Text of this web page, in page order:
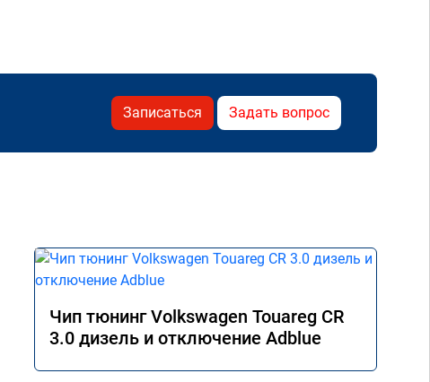
Записаться Задать вопрос
Чип тюнинг Volkswagen Touareg CR
3.0 дизель и отключение Adblue